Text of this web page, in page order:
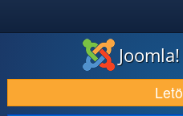
LETÖLTÉS ÉS KITERJESZTÉS
FEDEZZE FEL ÉS TANULJA MEG